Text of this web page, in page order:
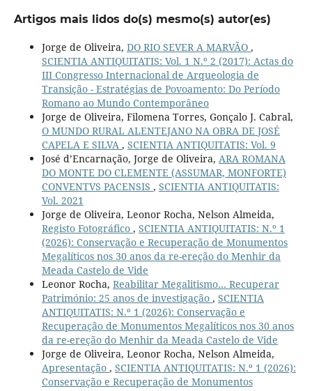
Artigos mais lidos do(s) mesmo(s) autor(es)
Jorge de Oliveira, DO RIO SEVER A MARVÃO ,
SCIENTIA ANTIQUITATIS: Vol. 1 N.º 2 (2017): Actas do
III Congresso Internacional de Arqueologia de
Transição - Estratégias de Povoamento: Do Período
Romano ao Mundo Contemporâneo
Jorge de Oliveira, Filomena Torres, Gonçalo J. Cabral,
O MUNDO RURAL ALENTEJANO NA OBRA DE JOSÉ
CAPELA E SILVA , SCIENTIA ANTIQUITATIS: Vol. 9
José d’Encarnação, Jorge de Oliveira, ARA ROMANA
DO MONTE DO CLEMENTE (ASSUMAR, MONFORTE)
CONVENTVS PACENSIS , SCIENTIA ANTIQUITATIS:
Vol. 2021
Jorge de Oliveira, Leonor Rocha, Nelson Almeida,
Registo Fotográfico , SCIENTIA ANTIQUITATIS: N.º 1
(2026): Conservação e Recuperação de Monumentos
Megalíticos nos 30 anos da re-ereção do Menhir da
Meada Castelo de Vide
Leonor Rocha, Reabilitar Megalitismo… Recuperar
Património: 25 anos de investigação , SCIENTIA
ANTIQUITATIS: N.º 1 (2026): Conservação e
Recuperação de Monumentos Megalíticos nos 30 anos
da re-ereção do Menhir da Meada Castelo de Vide
Jorge de Oliveira, Leonor Rocha, Nelson Almeida,
Apresentação , SCIENTIA ANTIQUITATIS: N.º 1 (2026):
Conservação e Recuperação de Monumentos